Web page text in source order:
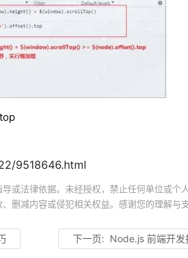
9518646.html
或法律依据。未经授权，禁止任何单位或个
删减内容或侵犯相关权益。感谢您的理解与支
下一页: Node.js 前端开发